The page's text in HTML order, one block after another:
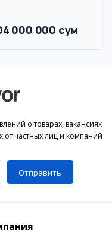
000 000 сум
о товарах, вакансиях
от частных лиц и компаний
Отправить